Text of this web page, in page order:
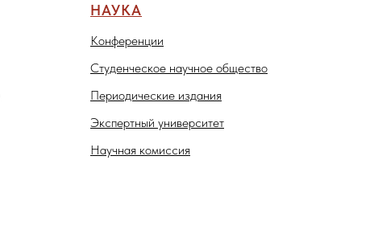
НАУКА
Конференции
Студенческое научное общество
Периодические издания
Экспертный университет
Научная комиссия